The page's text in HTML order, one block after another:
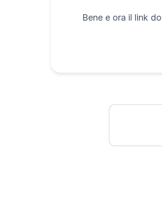
Bene e ora il link